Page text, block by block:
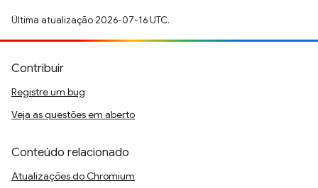
Última atualização 2026-07-16 UTC.
Contribuir
Registre um bug
Veja as questões em aberto
Conteúdo relacionado
Atualizações do Chromium